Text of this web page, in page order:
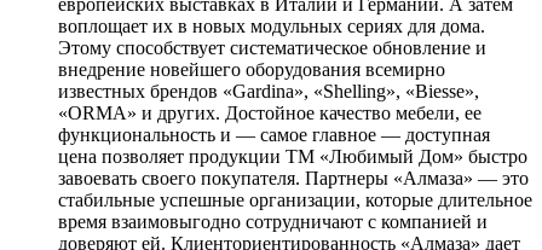
воплощает их в новых модульных сериях для дома.
Этому способствует систематическое обновление и
внедрение новейшего оборудования всемирно
известных брендов «Gardina», «Shelling», «Biesse»,
«ORMA» и других. Достойное качество мебели, ее
функциональность и — самое главное — доступная
цена позволяет продукции ТМ «Любимый Дом» быстро
завоевать своего покупателя. Партнеры «Алмаза» — это
стабильные успешные организации, которые длительное
время взаимовыгодно сотрудничают с компанией и
доверяют ей. Клиенториентированность «Алмаза» дает